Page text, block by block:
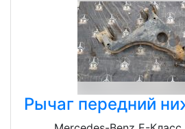
Рычаг передний